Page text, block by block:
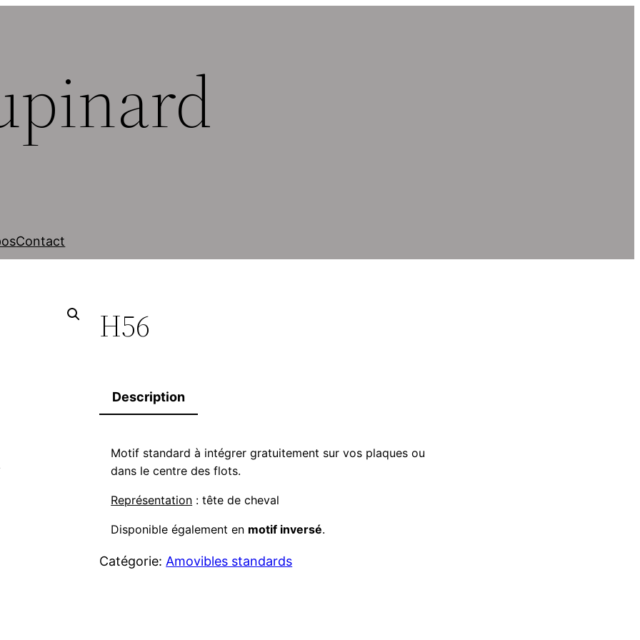
Contact
H56
Description
Motif standard à intégrer gratuitement sur vos plaques ou
dans le centre des flots.
Représentation : tête de cheval
Disponible également en motif inversé.
Catégorie:Amovibles standards